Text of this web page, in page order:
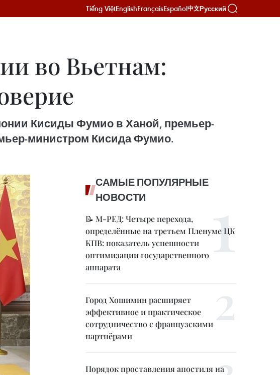
Tiếng ViệtEnglishFrançaisEspañol中文Русский
во Вьетнам:
Кисиды Фумио в Ханой, премьер-
министром Кисида Фумио.
САМЫЕ ПОПУЛЯРНЫЕ
НОВОСТИ
📝 М-РЕД: Четыре перехода,
определённые на третьем Пленуме ЦК
КПВ: показатель успешности
оптимизации государственного
аппарата
Город Хошимин расширяет
эффективное и практическое
сотрудничество с французскими
партнёрами
Порядок проставления апостиля на